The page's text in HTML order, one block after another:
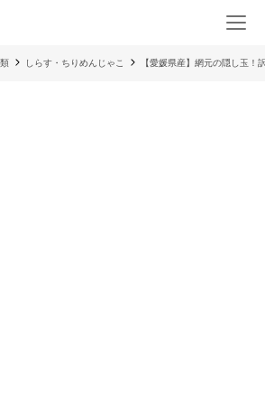
しらす・ちりめんじゃこ 【愛媛県産】網元の隠し玉！